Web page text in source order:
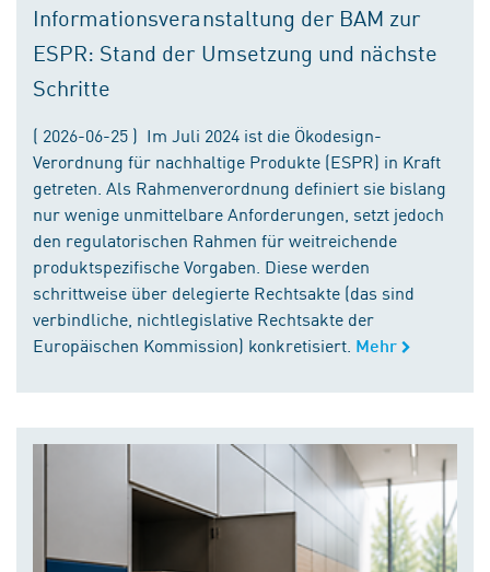
Informationsveranstaltung der BAM zur
ESPR: Stand der Umsetzung und nächste
Schritte
( 2026-06-25 ) Im Juli 2024 ist die Ökodesign-
Verordnung für nachhaltige Produkte (ESPR) in Kraft
getreten. Als Rahmenverordnung definiert sie bislang
nur wenige unmittelbare Anforderungen, setzt jedoch
den regulatorischen Rahmen für weitreichende
produktspezifische Vorgaben. Diese werden
schrittweise über delegierte Rechtsakte (das sind
verbindliche, nichtlegislative Rechtsakte der
Europäischen Kommission) konkretisiert. Mehr